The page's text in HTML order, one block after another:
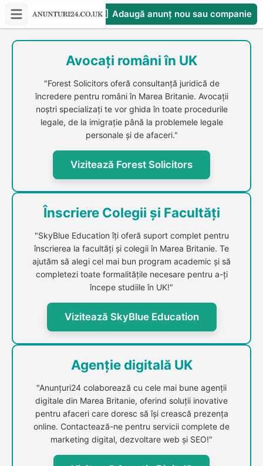
Adaugă anunț nou sau companie
CompaniesS
Avocați români în UK
"Forest Solicitors oferă consultanță juridică de
încredere pentru români în Marea Britanie. Avocații
noștri specializați te vor ghida în toate procedurile
legale, de la imigrație până la problemele legale
personale și de afaceri."
Vizitează Forest Solicitors
Înscriere Colegii și Facultăți
"SkyBlue Education îți oferă suport complet pentru
înscrierea la facultăți și colegii în Marea Britanie. Te
ajutăm să alegi cel mai bun program academic și să
completezi toate formalitățile necesare pentru a-ți
începe studiile în UK!"
Vizitează SkyBlue Education
Agenție digitală UK
"Anunțuri24 colaborează cu cele mai bune agenții
digitale din Marea Britanie, oferind soluții inovative
pentru afaceri care doresc să își crească prezența
online. Contactează-ne pentru servicii complete de
marketing digital, dezvoltare web și SEO!"